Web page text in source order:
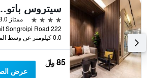
سيتروس باتونج
4 نجوم
ممتاز 8.0
0.0 كيلومتر عن وسط المدينة
85 ﷼
عرض